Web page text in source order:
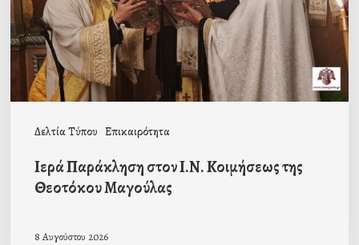
Δελτία Τύπου Επικαιρότητα
της
Θεοτόκου
Μαγούλας
Ιερά Παράκληση στον Ι.Ν. Κοιμήσεως της
Θεοτόκου Μαγούλας
8 Αυγούστου 2026